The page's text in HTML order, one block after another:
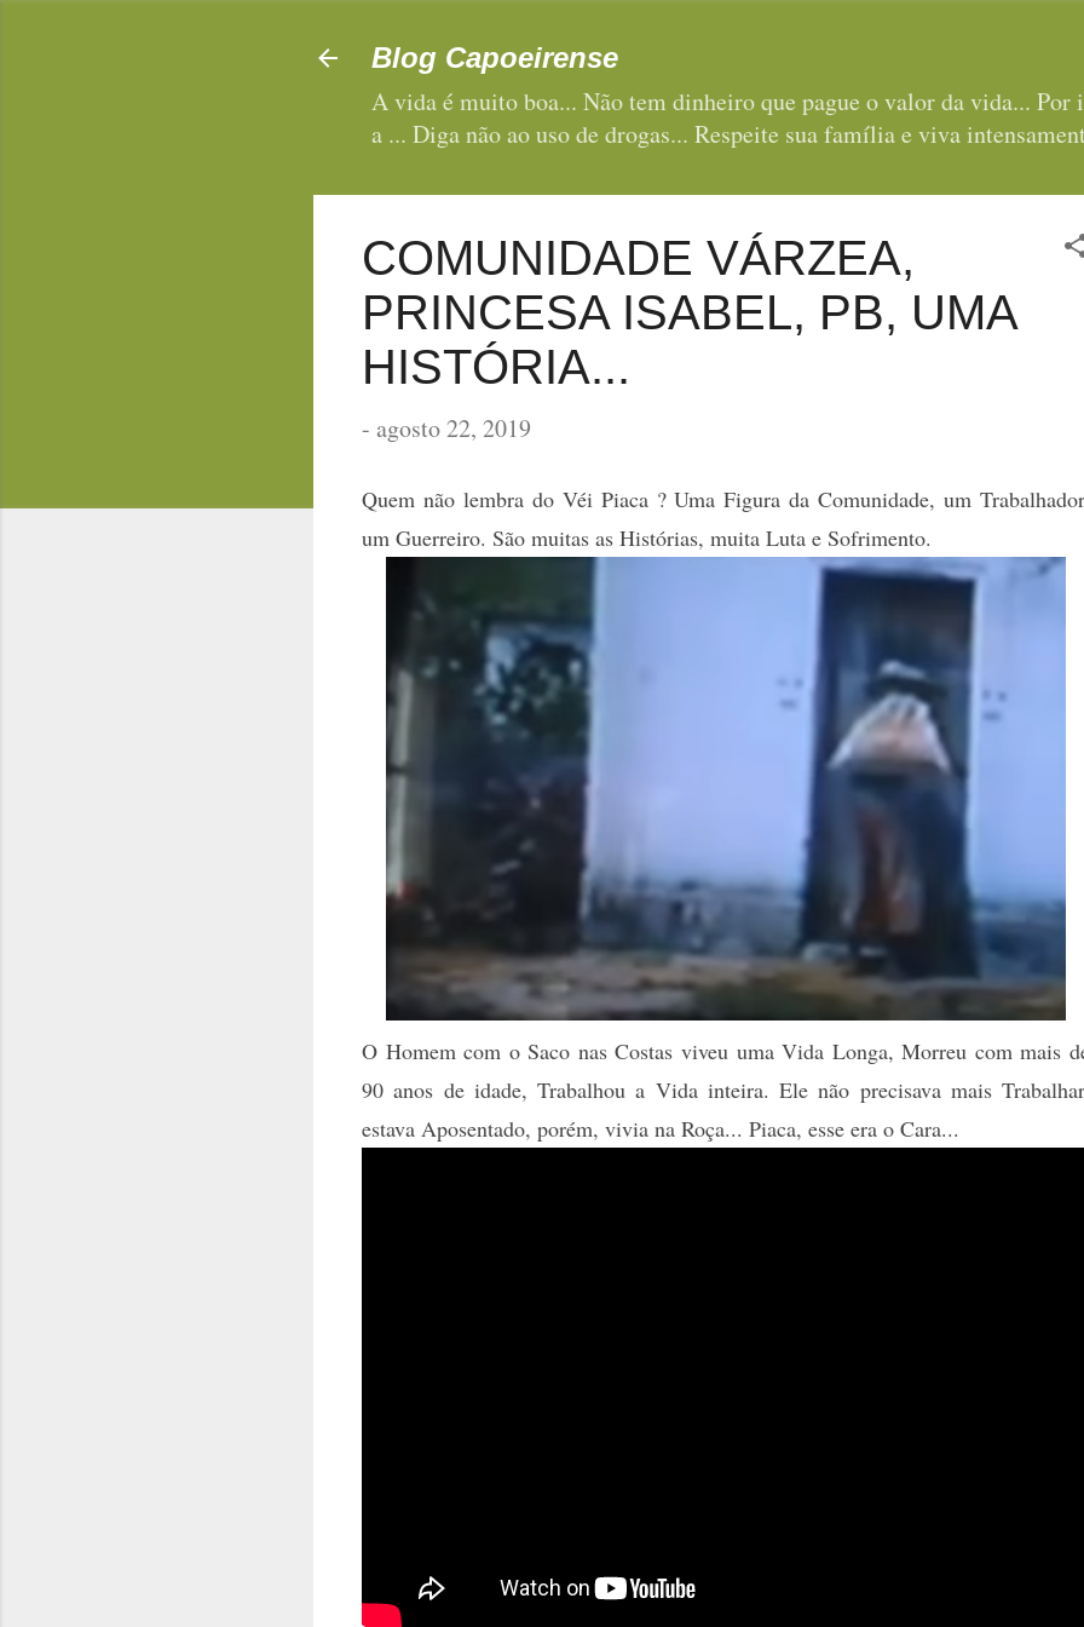
Blog Capoeirense
A vida é muito boa... Não tem dinheiro que pague o valor da vida... Por
a ... Diga não ao uso de drogas... Respeite sua família e viva
COMUNIDADE VÁRZEA,
PRINCESA ISABEL, PB, UMA
HISTÓRIA...
- agosto 22, 2019
Quem não lembra do Véi Piaca ? Uma Figura da Comunidade, um
um Guerreiro. São muitas as Histórias, muita Luta e Sofrimento.
O Homem com o Saco nas Costas viveu uma Vida Longa, Morreu com mais
90 anos de idade, Trabalhou a Vida inteira. Ele não precisava mais
estava Aposentado, porém, vivia na Roça... Piaca, esse era o Cara...